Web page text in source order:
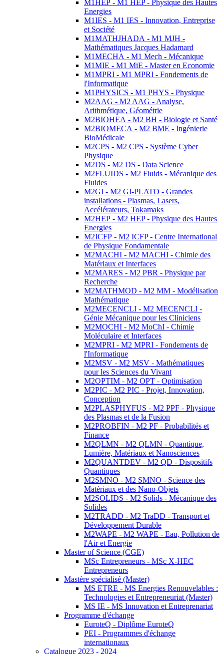
M1HEP - M1 HEP - Physique des Hautes
Energies
M1IES - M1 IES - Innovation, Entreprise
et Société
M1MATHJHADA - M1 MJH -
Mathématiques Jacques Hadamard
M1MECHA - M1 Mech - Mécanique
M1MIE - M1 MiE - Master en Economie
M1MPRI - M1 MPRI - Fondements de
l'Informatique
M1PHYSICS - M1 PHYS - Physique
M2AAG - M2 AAG - Analyse,
Arithmétique, Géométrie
M2BIOHEA - M2 BH - Biologie et Santé
M2BIOMECA - M2 BME - Ingénierie
BioMédicale
M2CPS - M2 CPS - Système Cyber
Physique
M2DS - M2 DS - Data Science
M2FLUIDS - M2 Fluids - Mécanique des
Fluides
M2GI - M2 GI-PLATO - Grandes
installations - Plasmas, Lasers,
Accélérateurs, Tokamaks
M2HEP - M2 HEP - Physique des Hautes
Energies
M2ICFP - M2 ICFP - Centre International
de Physique Fondamentale
M2MACHI - M2 MACHI - Chimie des
Matériaux et Interfaces
M2MARES - M2 PBR - Physique par
Recherche
M2MATHMOD - M2 MM - Modélisation
Mathématique
M2MECENCLI - M2 MECENCLI -
Génie Mécanique pour les Cliniciens
M2MOCHI - M2 MoChI - Chimie
Moléculaire et Interfaces
M2MPRI - M2 MPRI - Fondements de
l'Informatique
M2MSV - M2 MSV - Mathématiques
pour les Sciences du Vivant
M2OPTIM - M2 OPT - Optimisation
M2PIC - M2 PIC - Projet, Innovation,
Conception
M2PLASPHYFUS - M2 PPF - Physique
des Plasmas et de la Fusion
M2PROBFIN - M2 PF - Probabilités et
Finance
M2QLMN - M2 QLMN - Quantique,
Lumière, Matériaux et Nanosciences
M2QUANTDEV - M2 QD - Dispositifs
Quantiques
M2SMNO - M2 SMNO - Science des
Matériaux et des Nano-Objets
M2SOLIDS - M2 Solids - Mécanique des
Solides
M2TRADD - M2 TraDD - Transport et
Développement Durable
M2WAPE - M2 WAPE - Eau, Pollution de
l'Air et Energie
Master of Science (CGE)
MSc Entrepreneurs - MSc X-HEC
Entrepreneurs
Mastère spécialisé (Master)
MS ETRE - MS Energies Renouvelables :
Technologies et Entrepreneuriat (Master)
MS IE - MS Innovation et Entreprenariat
Programme d'échange
EuroteQ - Diplôme EuroteQ
PEI - Programmes d'échange
internationaux
Catalogue 2023 - 2024